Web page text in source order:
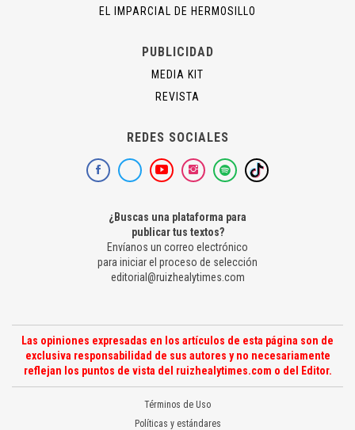
EL IMPARCIAL DE HERMOSILLO
PUBLICIDAD
MEDIA KIT
REVISTA
REDES SOCIALES
¿Buscas una plataforma para
publicar tus textos?
Envíanos un correo electrónico
para iniciar el proceso de selección
editorial@ruizhealytimes.com
Las opiniones expresadas en los artículos de esta página son de
exclusiva responsabilidad de sus autores y no necesariamente
reflejan los puntos de vista del ruizhealytimes.com o del Editor.
Términos de Uso
Políticas y estándares